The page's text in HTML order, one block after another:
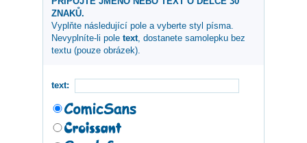
ZNAKŮ.
Vyplňte následující pole a vyberte styl písma.
Nevyplníte-li pole text, dostanete samolepku bez
textu (pouze obrázek).
text: